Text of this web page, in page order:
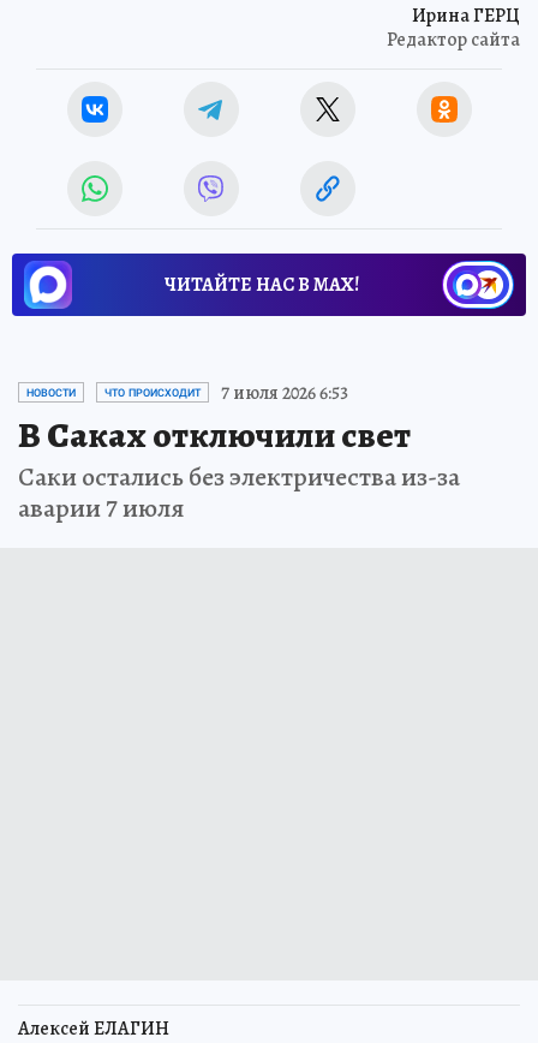
Ирина ГЕРЦ
Редактор сайта
ЧИТАЙТЕ НАС В МАХ!
НОВОСТИ ЧТО ПРОИСХОДИТ 7 июля 2026 6:53
В Саках отключили свет
Саки остались без электричества из-за
аварии 7 июля
Алексей ЕЛАГИН